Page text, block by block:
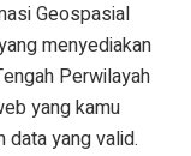
Geospasial
menyediakan
Perwilayah
yang kamu
data yang valid.